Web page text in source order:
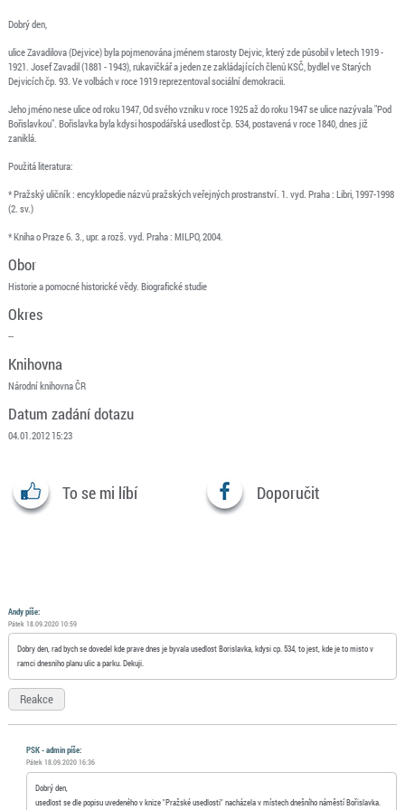
Dobrý den,
ulice Zavadilova (Dejvice) byla pojmenována jménem starosty Dejvic, který zde působil v letech 1919 -
1921. Josef Zavadil (1881 - 1943), rukavičkář a jeden ze zakládajících členů KSČ, bydlel ve Starých
Dejvicích čp. 93. Ve volbách v roce 1919 reprezentoval sociální demokracii.
Jeho jméno nese ulice od roku 1947, Od svého vzniku v roce 1925 až do roku 1947 se ulice nazývala "Pod
Bořislavkou". Bořislavka byla kdysi hospodářská usedlost čp. 534, postavená v roce 1840, dnes již
zaniklá.
Použitá literatura:
* Pražský uličník : encyklopedie názvů pražských veřejných prostranství. 1. vyd. Praha : Libri, 1997-1998
(2. sv.)
* Kniha o Praze 6. 3., upr. a rozš. vyd. Praha : MILPO, 2004.
Obor
Historie a pomocné historické vědy. Biografické studie
Okres
--
Knihovna
Národní knihovna ČR
Datum zadání dotazu
04.01.2012 15:23
To se mi líbí Doporučit
Andy píše:
Pátek 18.09.2020 10:59
Dobry den, rad bych se dovedel kde prave dnes je byvala usedlost Borislavka, kdysi cp. 534, to jest, kde je to misto v
ramci dnesniho planu ulic a parku. Dekuji.
Reakce
PSK - admin píše:
Pátek 18.09.2020 16:36
Dobrý den,
usedlost se dle popisu uvedeného v knize "Pražské usedlosti" nacházela v místech dnešního náměstí Bořislavka.